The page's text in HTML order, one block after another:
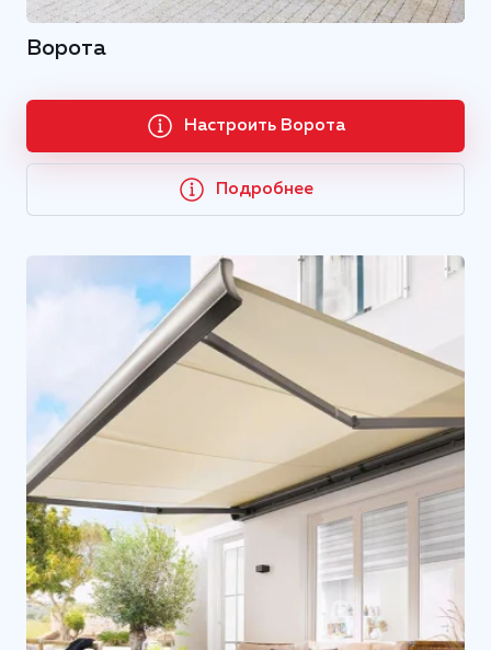
Ворота
Настроить Ворота
Подробнее